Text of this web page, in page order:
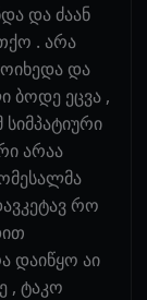
და ძაან
. არა
და
ბოდე ეცვა ,
არაა
რო
დაიწყო აი
, ტაკო